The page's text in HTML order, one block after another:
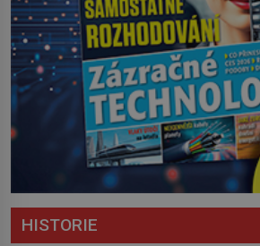
HISTORIE